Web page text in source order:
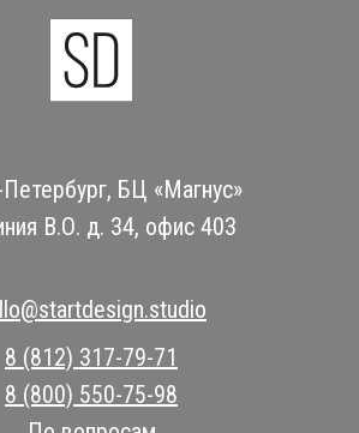
БЦ «Магнус»
В.О. д. 34, офис 403
8 (812) 317-79-71
8 (800) 550-75-98